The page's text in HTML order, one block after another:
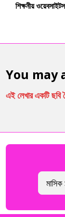
শিক্ষনীয়
You may
এই লেখার একটি ছবি